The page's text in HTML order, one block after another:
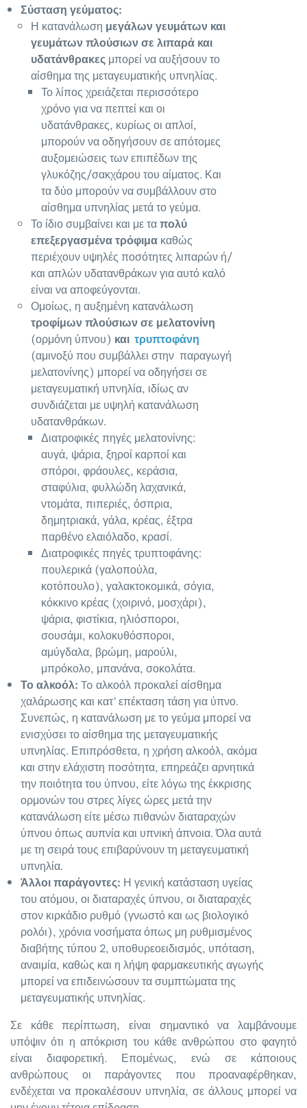
Σύσταση γεύματος:
Η κατανάλωση μεγάλων γευμάτων και
γευμάτων πλούσιων σε λιπαρά και
υδατάνθρακες μπορεί να αυξήσουν το
αίσθημα της μεταγευματικής υπνηλίας.
Το λίπος χρειάζεται περισσότερο
χρόνο για να πεπτεί και οι
υδατάνθρακες, κυρίως οι απλοί,
μπορούν να οδηγήσουν σε απότομες
αυξομειώσεις των επιπέδων της
γλυκόζης/σακχάρου του αίματος. Και
τα δύο μπορούν να συμβάλλουν στο
αίσθημα υπνηλίας μετά το γεύμα.
Το ίδιο συμβαίνει και με ταπολύ
επεξεργασμένα τρόφιμα καθώς
περιέχουν υψηλές ποσότητες λιπαρών ή/
και απλών υδατανθράκων για αυτό καλό
είναι να αποφεύγονται.
Ομοίως, η αυξημένη κατανάλωση
τροφίμων πλούσιων σε μελατονίνη
(ορμόνη ύπνου) και τρυπτοφάνη
(αμινοξύ που συμβάλλει στην παραγωγή
μελατονίνης) μπορεί να οδηγήσει σε
μεταγευματική υπνηλία, ιδίως αν
συνδιάζεται με υψηλή κατανάλωση
υδατανθράκων.
Διατροφικές πηγές μελατονίνης:
αυγά, ψάρια, ξηροί καρποί και
σπόροι, φράουλες, κεράσια,
σταφύλια, φυλλώδη λαχανικά,
ντομάτα, πιπεριές, όσπρια,
δημητριακά, γάλα, κρέας, έξτρα
παρθένο ελαιόλαδο, κρασί.
Διατροφικές πηγές τρυπτοφάνης:
πουλερικά (γαλοπούλα,
κοτόπουλο), γαλακτοκομικά, σόγια,
κόκκινο κρέας (χοιρινό, μοσχάρι),
ψάρια, φιστίκια, ηλιόσποροι,
σουσάμι, κολοκυθόσποροι,
αμύγδαλα, βρώμη, μαρούλι,
μπρόκολο, μπανάνα, σοκολάτα.
Το αλκοόλ: To αλκοόλ προκαλεί αίσθημα
χαλάρωσης και κατ’ επέκταση τάση για ύπνο.
Συνεπώς, η κατανάλωση με το γεύμα μπορεί να
ενισχύσει το αίσθημα της μεταγευματικής
υπνηλίας. Επιπρόσθετα, η χρήση αλκοόλ, ακόμα
και στην ελάχιστη ποσότητα, επηρεάζει αρνητικά
την ποιότητα του ύπνου, είτε λόγω της έκκρισης
ορμονών του στρες λίγες ώρες μετά την
κατανάλωση είτε μέσω πιθανών διαταραχών
ύπνου όπως αυπνία και υπνική άπνοια. Όλα αυτά
με τη σειρά τους επιβαρύνουν τη μεταγευματική
υπνηλία.
Άλλοι παράγοντες: Η γενική κατάσταση υγείας
του ατόμου, οι διαταραχές ύπνου, οι διαταραχές
στον κιρκάδιο ρυθμό (γνωστό και ως βιολογικό
ρολόι), χρόνια νοσήματα όπως μη ρυθμισμένος
διαβήτης τύπου 2, υποθυρεοειδισμός, υπόταση,
αναιμία, καθώς και η λήψη φαρμακευτικής αγωγής
μπορεί να επιδεινώσουν τα συμπτώματα της
μεταγευματικής υπνηλίας.
Σε κάθε περίπτωση, είναι σημαντικό να λαμβάνουμε
υπόψιν ότι η απόκριση του κάθε ανθρώπου στο φαγητό
είναι διαφορετική. Επομένως, ενώ σε κάποιους
ανθρώπους οι παράγοντες που προαναφέρθηκαν,
ενδέχεται να προκαλέσουν υπνηλία, σε άλλους μπορεί να